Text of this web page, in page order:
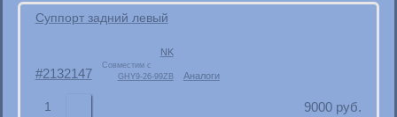
Суппорт задний левый
2132147
NK
Совместим с
GHY9-26-99ZB
Аналоги
1 9000 руб.